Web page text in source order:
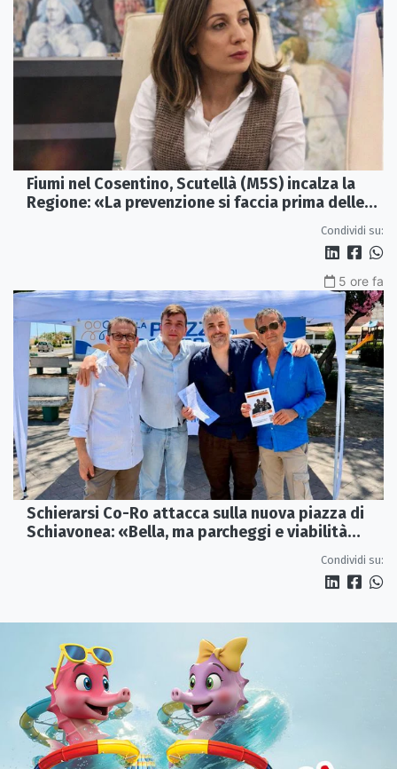
Fiumi nel Cosentino, Scutellà (M5S) incalza la
Regione: «La prevenzione si faccia prima delle
Condividi su:
5 ore fa
Schierarsi Co-Ro attacca sulla nuova piazza di
Schiavonea: «Bella, ma parcheggi e viabilità
Condividi su: